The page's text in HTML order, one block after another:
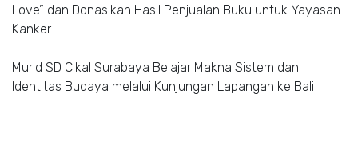
Love” dan Donasikan Hasil Penjualan Buku untuk Yayasan
Kanker
Murid SD Cikal Surabaya Belajar Makna Sistem dan
Identitas Budaya melalui Kunjungan Lapangan ke Bali